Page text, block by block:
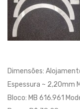
Dimensões:
Espessura ~ 2,20mm
Bloco: MB 616.961